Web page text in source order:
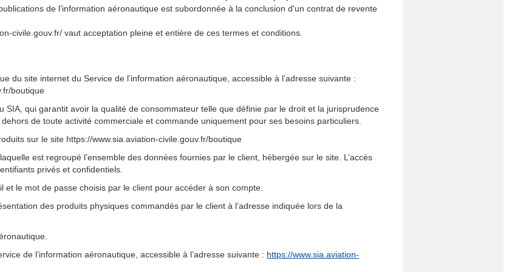
de l’information aéronautique est subordonnée à la conclusion d'un contrat de revente
civile.gouv.fr/ vaut acceptation pleine et entière de ces termes et conditions.
du site internet du Service de l’information aéronautique, accessible à l’adresse suivante :
boutique
SIA, qui garantit avoir la qualité de consommateur telle que définie par le droit et la jurisprudence
de toute activité commerciale et commande uniquement pour ses besoins particuliers.
sur le site https://www.sia.aviation-civile.gouv.fr/boutique
est regroupé l’ensemble des données fournies par le client, hébergée sur le site. L’accès
privés et confidentiels.
et le mot de passe choisis par le client pour accéder à son compte.
des produits physiques commandés par le client à l’adresse indiquée lors de la
de l’information aéronautique, accessible à l’adresse suivante : https://www.sia.aviation-